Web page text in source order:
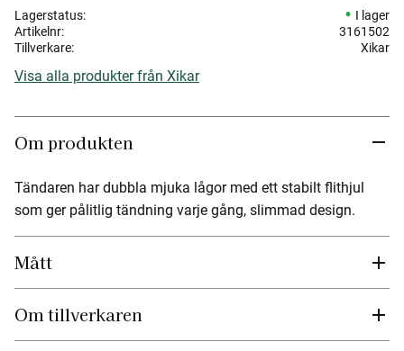
Lagerstatus
I lager
Artikelnr
3161502
Tillverkare
Xikar
Visa alla produkter från Xikar
Om produkten
Tändaren har dubbla mjuka lågor med ett stabilt flithjul
som ger pålitlig tändning varje gång, slimmad design.
Mått
Om tillverkaren